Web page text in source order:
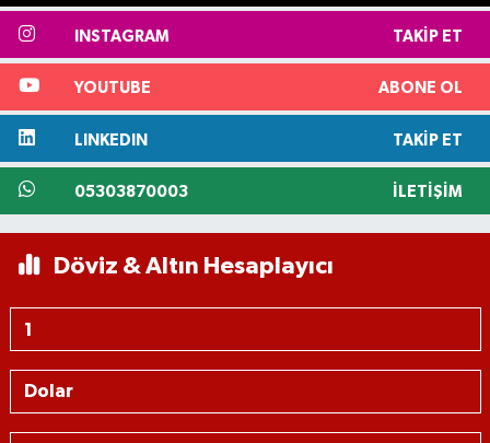
INSTAGRAM TAKIP ET
YOUTUBE ABONE OL
LINKEDIN TAKIP ET
05303870003 İLETIŞIM
Döviz & Altın Hesaplayıcı